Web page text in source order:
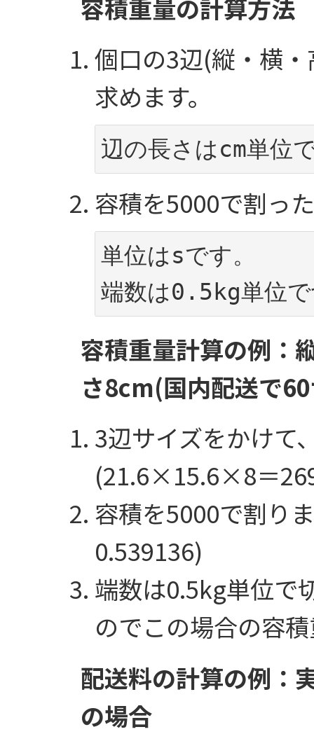
容積重量の計算方法
個口の3辺(縦・横
求めます。
辺の長さはcm単位
容積を5000で割っ
単位はsです。
端数は0.5kg単位
容積重量計算の例：
さ8cm(国内配送で
3辺サイズをかけて
(21.6×15.6×8＝
容積を5000で割り
0.539136)
端数は0.5kg単位で
のでこの場合の容
配送料の計算の例：
の場合